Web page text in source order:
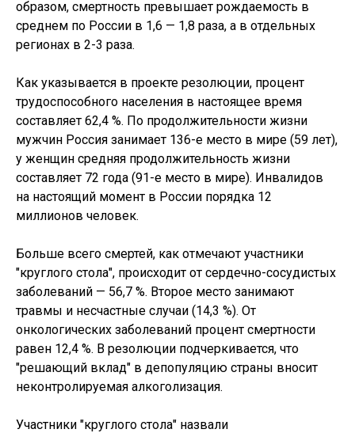
образом, смертность превышает рождаемость в
среднем по России в 1,6 — 1,8 раза, а в отдельных
регионах в 2-3 раза.
Как указывается в проекте резолюции, процент
трудоспособного населения в настоящее время
составляет 62,4 %. По продолжительности жизни
мужчин Россия занимает 136-е место в мире (59 лет),
у женщин средняя продолжительность жизни
составляет 72 года (91-е место в мире). Инвалидов
на настоящий момент в России порядка 12
миллионов человек.
Больше всего смертей, как отмечают участники
"круглого стола", происходит от сердечно-сосудистых
заболеваний — 56,7 %. Второе место занимают
травмы и несчастные случаи (14,3 %). От
онкологических заболеваний процент смертности
равен 12,4 %. В резолюции подчеркивается, что
"решающий вклад" в депопуляцию страны вносит
неконтролируемая алкоголизация.
Участники "круглого стола" назвали